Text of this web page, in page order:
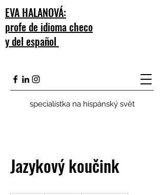
specialistka na hispánský svět
EVA HALANOVÁ:
profe de idioma checo
y del español
Jazykový koučink